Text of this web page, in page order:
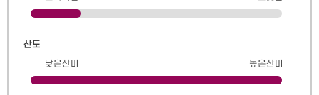
산도
낮은산미
높은산미